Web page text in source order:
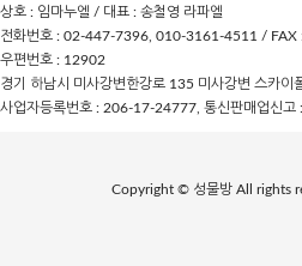
상호 : 임마누엘 / 대표 : 송철영 라파엘
전화번호 : 02-447-7396, 010-3161-4511 /
우편번호 : 12902
경기 하남시 미사강변한강로 135 미사강변 스카이
사업자등록번호 : 206-17-24777, 통신판매업신고
Copyright © 성물방 All rights